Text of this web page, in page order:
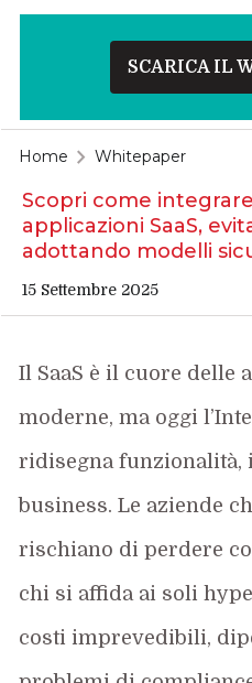
SCARICA IL
Home Whitepaper
Scopri come
applicazioni SaaS,
adottando modelli
15 Settembre 2025
Il SaaS è il cuore delle
moderne, ma oggi
ridisegna funzionalità,
business. Le aziende
rischiano di perdere
chi si affida ai soli
costi imprevedibili,